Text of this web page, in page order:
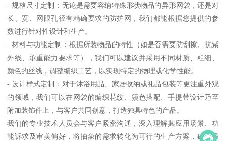
- 规格尺寸定制：无论是需要容纳特殊形状物品的异形网袋，还是对
长、宽、网眼孔径有精确要求的防护网，我们都能根据您提供的参
数进行针对性设计和生产。
- 材料与功能定制：根据所装物品的特性（如是否需要防刮擦、抗紫
外线、承重能力要求等），我们可以建议并采用不同材质、粗细、
颜色的丝线，调整编织工艺，以实现特定的物理或化学性能。
- 设计样式定制：对于沐浴用品、家居收纳或礼品包装等更注重外观
的领域，我们可以在网袋的编织花纹、颜色搭配、手提带设计乃至
附加装饰件上，与客户共同创意，打造独具特色的产品。
我们的专业技术人员会与客户紧密沟通，深入理解其应用场景、功
能诉求及审美偏好，将抽象的需求转化为可行的生产方案，确保最